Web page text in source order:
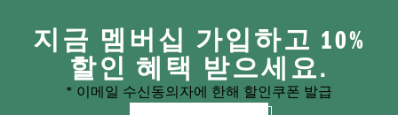
지금 멤버십 가입하고 10%
할인 혜택 받으세요.
* 이메일 수신동의자에 한해 할인쿠폰 발급